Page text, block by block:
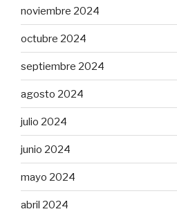
noviembre 2024
octubre 2024
septiembre 2024
agosto 2024
julio 2024
junio 2024
mayo 2024
abril 2024